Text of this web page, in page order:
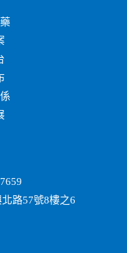
路57號8樓之6